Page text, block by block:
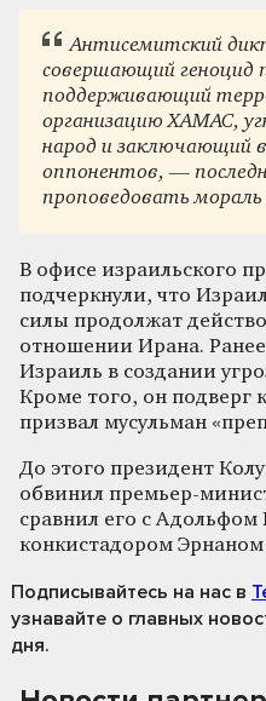
Антисемитский
совершающий геноцид
поддерживающий
организацию ХАМАС,
народ и заключающий
оппонентов, —
проповедовать мораль
В офисе израильского
подчеркнули, что
силы продолжат
отношении Ирана.
Израиль в создании
Кроме того, он подверг
призвал мусульман
До этого президент
обвинил премьер-
сравнил его с
конкистадором
Подписывайтесь на нас в
узнавайте о главных
дня.